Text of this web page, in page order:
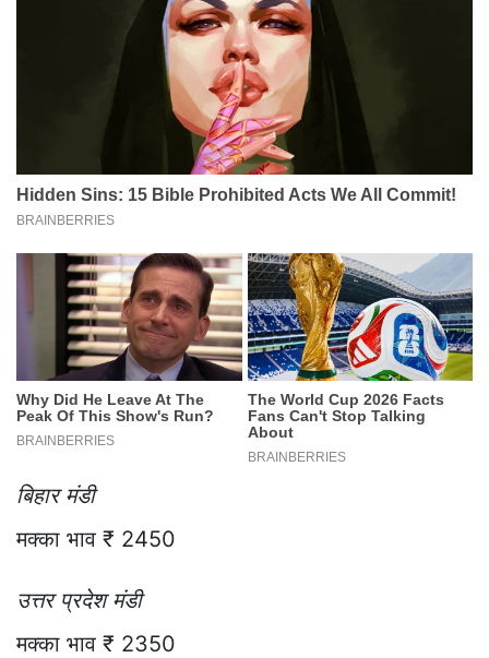
बिहार मंडी
मक्का भाव ₹ 2450
उत्तर प्रदेश मंडी
मक्का भाव ₹ 2350